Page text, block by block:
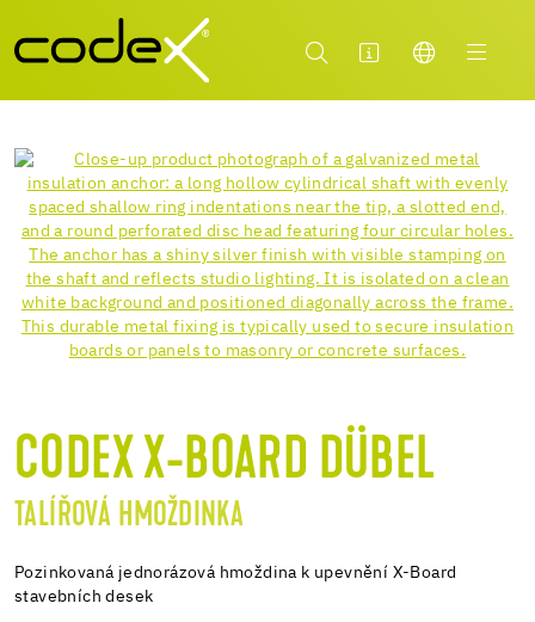
CODEX X-BOARD DÜBEL
TALÍŘOVÁ HMOŽDINKA
Pozinkovaná jednorázová hmoždina k upevnění X-Board
stavebních desek